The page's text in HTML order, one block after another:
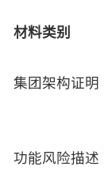
材料类别
集团架构证明
功能风险描述